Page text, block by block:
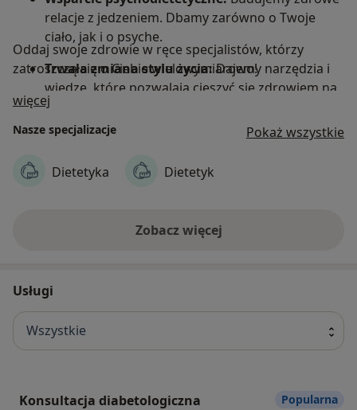
relacje z jedzeniem. Dbamy zarówno o Twoje
ciało, jak i o psyche.
Trwała zmiana stylu życia:Dajemy narzędzia i
wiedzę, które pozwalają cieszyć się zdrowiem na
lata.
Oddaj swoje zdrowie w ręce specjalistów, którzy
zatroszczą się o Ciebie wielowymiarowo!
więcej
Nasze specjalizacje Pokaż wszystkie
Dietetyka Dietetyk
Zobacz więcej
Usługi
Wszystkie
Konsultacja diabetologiczna
Popularna